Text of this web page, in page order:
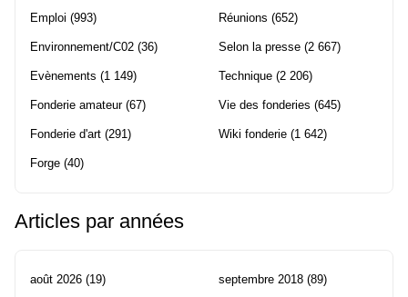
Emploi (993)
Environnement/C02 (36)
Evènements (1 149)
Fonderie amateur(67)
Fonderie d'art (291)
Forge (40)
Réunions (652)
Selon la presse (2 667)
Technique (2 206)
Vie des fonderies (645)
Wiki fonderie (1 642)
Articles par années
août 2026 (19) septembre 2018 (89)